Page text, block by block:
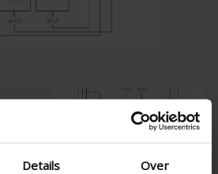
Details Over